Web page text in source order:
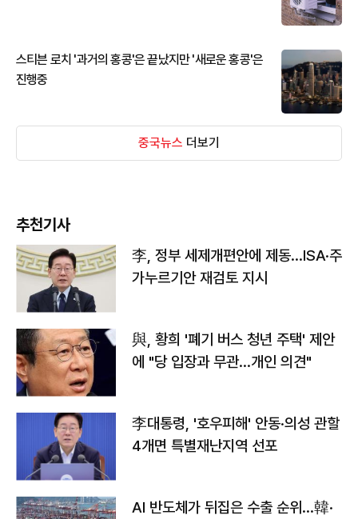
스티븐 로치 '과거의 홍콩'은 끝났지만 '새로운 홍콩'은
진행중
중국뉴스 더보기
추천기사
李, 정부 세제개편안에 제동…ISA·주
가누르기안 재검토 지시
與, 황희 '폐기 버스 청년 주택' 제안
에 "당 입장과 무관…개인 의견"
李대통령, '호우피해' 안동·의성 관할
4개면 특별재난지역 선포
AI 반도체가 뒤집은 수출 순위…韓·